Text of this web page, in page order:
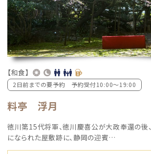
【和食】
2日前までの要予約 予約受付10:00〜19:00
料亭 浮月
徳川第15代将軍、徳川慶喜公が大政奉還の後
になられた屋敷跡に、静岡の迎賓…